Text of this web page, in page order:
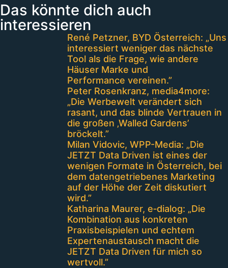
Das könnte dich auch
interessieren
René Petzner, BYD Österreich: „Uns
interessiert weniger das nächste
Tool als die Frage, wie andere
Häuser Marke und
Performance vereinen.”
Peter Rosenkranz, media4more:
„Die Werbewelt verändert sich
rasant, und das blinde Vertrauen in
die großen ‚Walled Gardens’
bröckelt.”
Milan Vidovic, WPP-Media: „Die
JETZT Data Driven ist eines der
wenigen Formate in Österreich, bei
dem datengetriebenes Marketing
auf der Höhe der Zeit diskutiert
wird.”
Katharina Maurer, e‑dialog: „Die
Kombination aus konkreten
Praxisbeispielen und echtem
Expertenaustausch macht die
JETZT Data Driven für mich so
wertvoll.”